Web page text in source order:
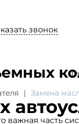
звонок
Замена
важная часть